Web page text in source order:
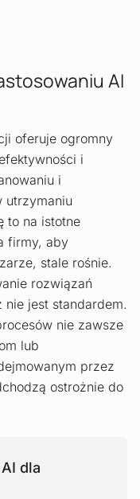
AI
oferuje ogromny
i
i
utrzymaniu
to na istotne
firmy, aby
stale rośnie.
rozwiązań
jest standardem.
nie zawsze
lub
przez
ostrożnie do
dla